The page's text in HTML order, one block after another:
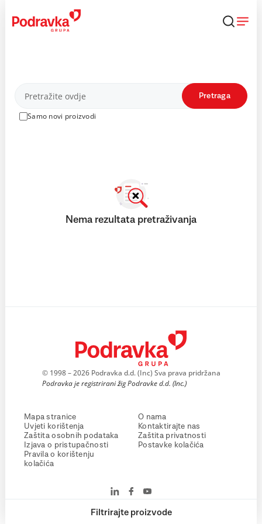
content
Proizvodi
Samo novi proizvodi
Pretraga
Filtrirajte proizvode
Nema rezultata pretraživanja
© 1998 – 2026 Podravka d.d. (Inc) Sva prava pridržana
Podravka je registrirani žig Podravke d.d. (Inc.)
Mapa stranice
Uvjeti korištenja
Zaštita osobnih podataka
Izjava o pristupačnosti
Pravila o korištenju
kolačića
O nama
Kontaktirajte nas
Zaštita privatnosti
Postavke kolačića